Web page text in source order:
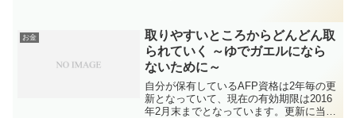
認した上で確定申告をしていただけます
ようお願...
お金
取りやすいところからどんどん取
られていく ～ゆでガエルになら
ないために～
自分が保有しているAFP資格は2年毎の更
新となっていて、現在の有効期限は2016
年2月末までとなっています。更新に当た